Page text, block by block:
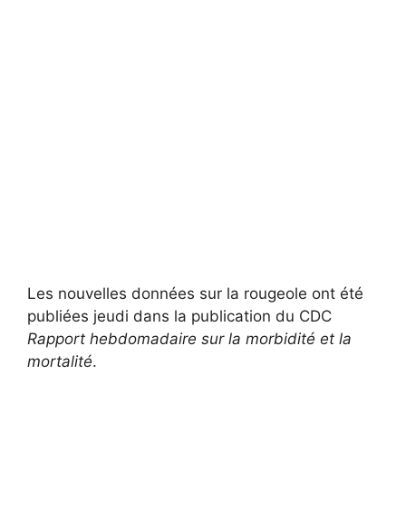
Les nouvelles données sur la rougeole ont été
publiées jeudi dans la publication du CDC
Rapport hebdomadaire sur la morbidité et la
mortalité.